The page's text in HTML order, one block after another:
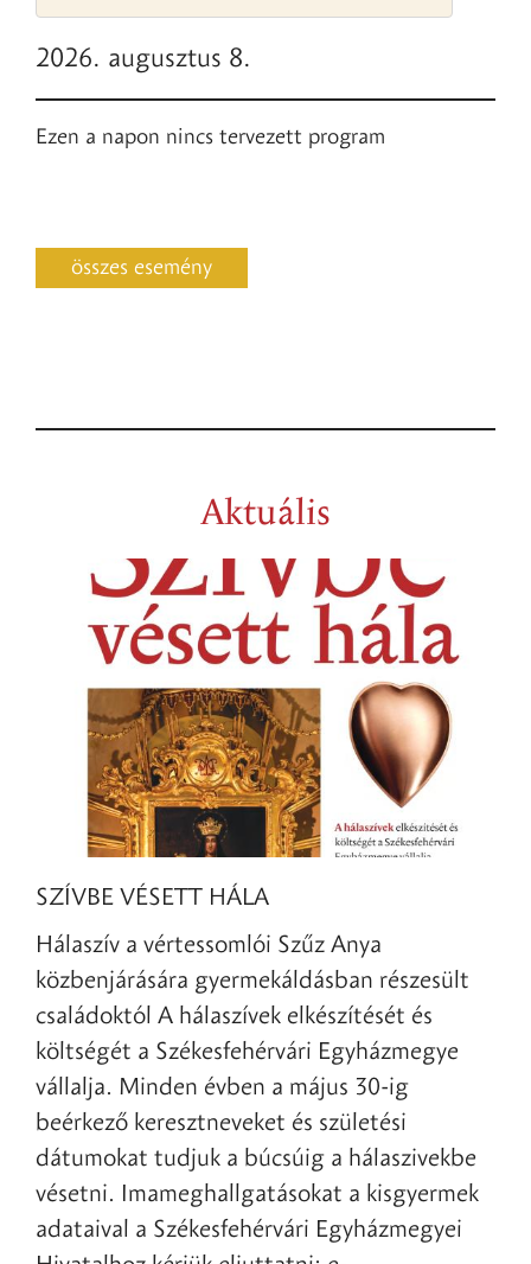
2026. augusztus 8.
Ezen a napon nincs tervezett program
összes esemény
Aktuális
SZÍVBE VÉSETT HÁLA
Hálaszív a vértessomlói Szűz Anya
közbenjárására gyermekáldásban részesült
családoktól A hálaszívek elkészítését és
költségét a Székesfehérvári Egyházmegye
vállalja. Minden évben a május 30-ig
beérkező keresztneveket és születési
dátumokat tudjuk a búcsúig a hálaszivekbe
vésetni. Imameghallgatásokat a kisgyermek
adataival a Székesfehérvári Egyházmegyei